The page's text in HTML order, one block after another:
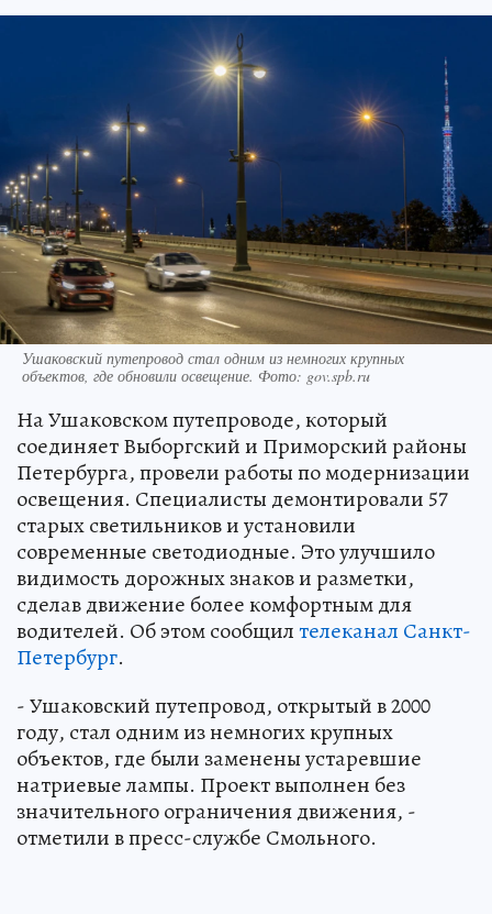
Ушаковский путепровод стал одним из немногих крупных
объектов, где обновили освещение. Фото: gov.spb.ru
На Ушаковском путепроводе, который
соединяет Выборгский и Приморский районы
Петербурга, провели работы по модернизации
освещения. Специалисты демонтировали 57
старых светильников и установили
современные светодиодные. Это улучшило
видимость дорожных знаков и разметки,
сделав движение более комфортным для
водителей. Об этом сообщилтелеканал Санкт-
Петербург.
- Ушаковский путепровод, открытый в 2000
году, стал одним из немногих крупных
объектов, где были заменены устаревшие
натриевые лампы. Проект выполнен без
значительного ограничения движения, -
отметили в пресс-службе Смольного.